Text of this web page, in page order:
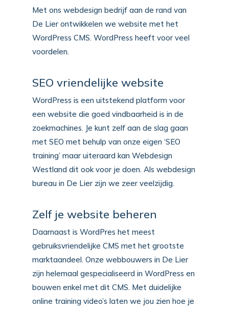
Met ons webdesign bedrijf aan de rand van
De Lier ontwikkelen we website met het
WordPress CMS. WordPress heeft voor veel
voordelen.
SEO vriendelijke website
WordPress is een uitstekend platform voor
een website die goed vindbaarheid is in de
zoekmachines. Je kunt zelf aan de slag gaan
met SEO met behulp van onze eigen ‘SEO
training’ maar uiteraard kan Webdesign
Westland dit ook voor je doen. Als webdesign
bureau in De Lier zijn we zeer veelzijdig.
Zelf je website beheren
Daarnaast is WordPres het meest
gebruiksvriendelijke CMS met het grootste
marktaandeel. Onze webbouwers in De Lier
zijn helemaal gespecialiseerd in WordPress en
bouwen enkel met dit CMS. Met duidelijke
online training video’s laten we jou zien hoe je